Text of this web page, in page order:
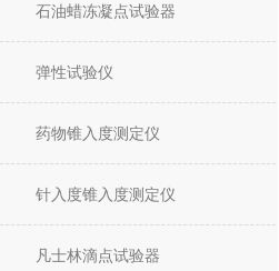
石油蜡冻凝点试验器
弹性试验仪
药物锥入度测定仪
针入度锥入度测定仪
凡士林滴点试验器